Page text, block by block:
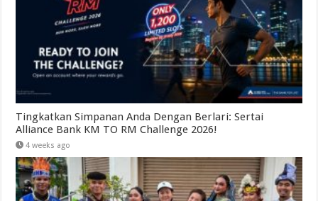
Tingkatkan Simpanan Anda Dengan Berlari: Sertai
Alliance Bank KM TO RM Challenge 2026!
4 weeks ago